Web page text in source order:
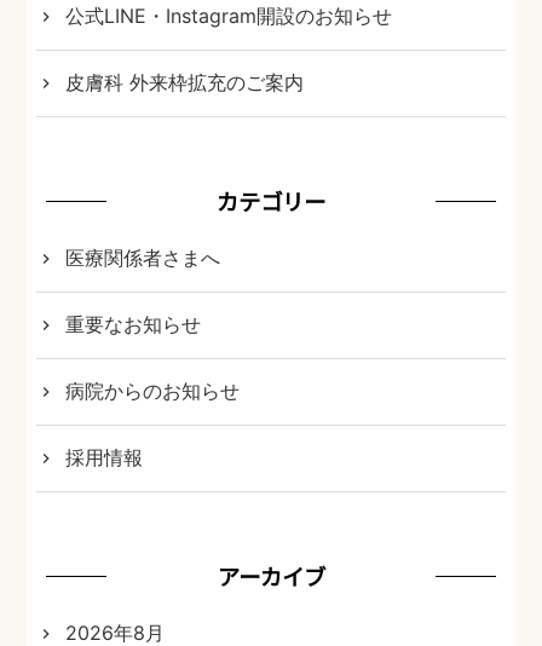
公式LINE・Instagram開設のお知らせ
皮膚科 外来枠拡充のご案内
カテゴリー
医療関係者さまへ
重要なお知らせ
病院からのお知らせ
採用情報
アーカイブ
2026年8月